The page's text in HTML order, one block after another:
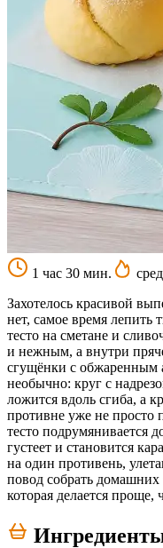
1 час 30 мин.
Захотелось красивой
нет, самое время
тесто на сметане и
и нежным, а внутри
сгущёнки с обжаренным
необычно: круг с
ложится вдоль сгиба, а
противне уже не просто
тесто подрумянивается
густеет и становится
на один противень,
повод собрать
которая делается проще,